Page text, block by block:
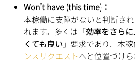
Won’t have (this time)：
本稼働に支障がないと判断さ
れます。多くは「効率をさら
くても良い」要求であり、本
ンスリクエストへと位置づけら